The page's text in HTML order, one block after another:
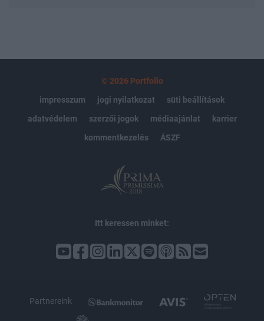
© 2026 Portfolio
impresszum
jogi nyilatkozat
süti beállítások
adatvédelem
szerzői jogok médiaajánlat
karrier
kommentkezelés
ÁSZF
Itt keressen minket:
Partnereink